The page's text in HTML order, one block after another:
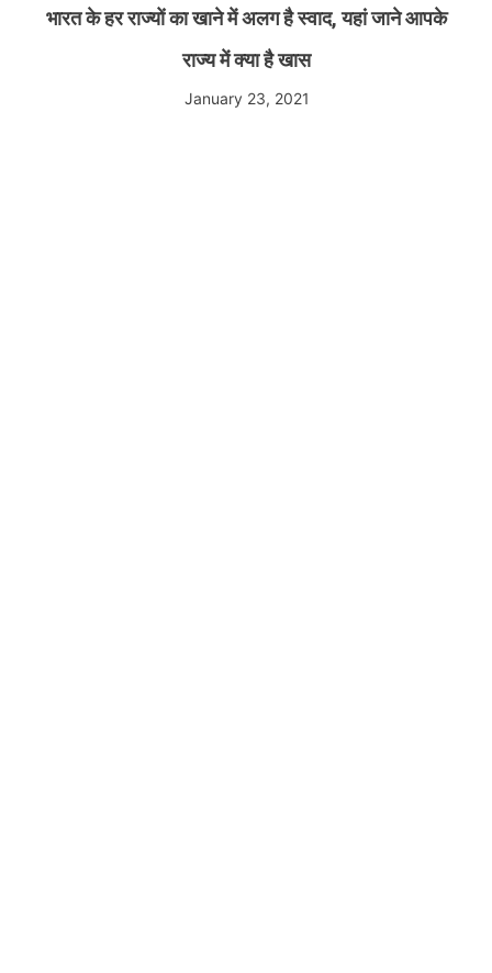
भारत के हर राज्यों का खाने में अलग है स्वाद, यहां जाने आपके
राज्य में क्या है खास
January 23, 2021